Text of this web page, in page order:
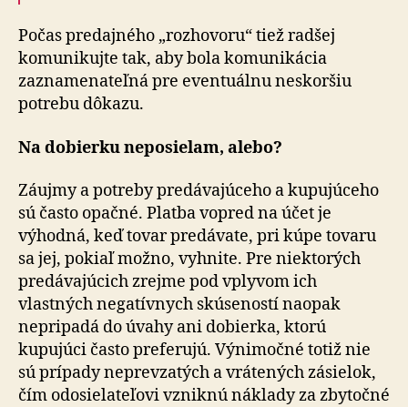
Počas predajného „rozhovoru“ tiež radšej
komunikujte tak, aby bola komunikácia
zaznamenateľná pre eventuálnu neskoršiu
potrebu dôkazu.
Na dobierku neposielam, alebo?
Záujmy a potreby predávajúceho a kupujúceho
sú často opačné. Platba vopred na účet je
výhodná, keď tovar predávate, pri kúpe tovaru
sa jej, pokiaľ možno, vyhnite. Pre niektorých
predávajúcich zrejme pod vplyvom ich
vlastných negatívnych skúseností naopak
nepripadá do úvahy ani dobierka, ktorú
kupujúci často preferujú. Výnimočné totiž nie
sú prípady neprevzatých a vrátených zásielok,
čím odosielateľovi vzniknú náklady za zbytočné